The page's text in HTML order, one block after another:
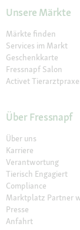
Unsere Märkte
Märkte finden
Services im Markt
Geschenkkarte
Fressnapf Salon
Activet
Über Fressnapf
Über uns
Karriere
Verantwortung
Tierisch Engagiert
Compliance
Marktplatz Partner
Presse
Anfahrt